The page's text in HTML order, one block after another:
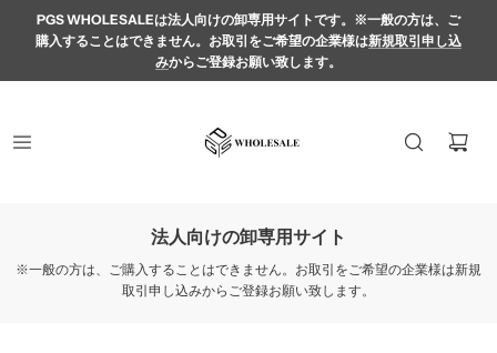
PGS WHOLESALEは法人向けの卸専用サイトです。※一般の方は、ご
購入することはできません。お取引をご希望の企業様は新規取引申し込
みからご登録お願い致します。
法人向けの卸専用サイト
※一般の方は、ご購入することはできません。お取引をご希望の企業様は新規
取引申し込みからご登録お願い致します。